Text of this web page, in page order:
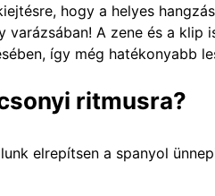
hogy a helyes
varázsában! A zene és a klip
így még hatékonyabb
ritmusra?
elrepítsen a spanyol